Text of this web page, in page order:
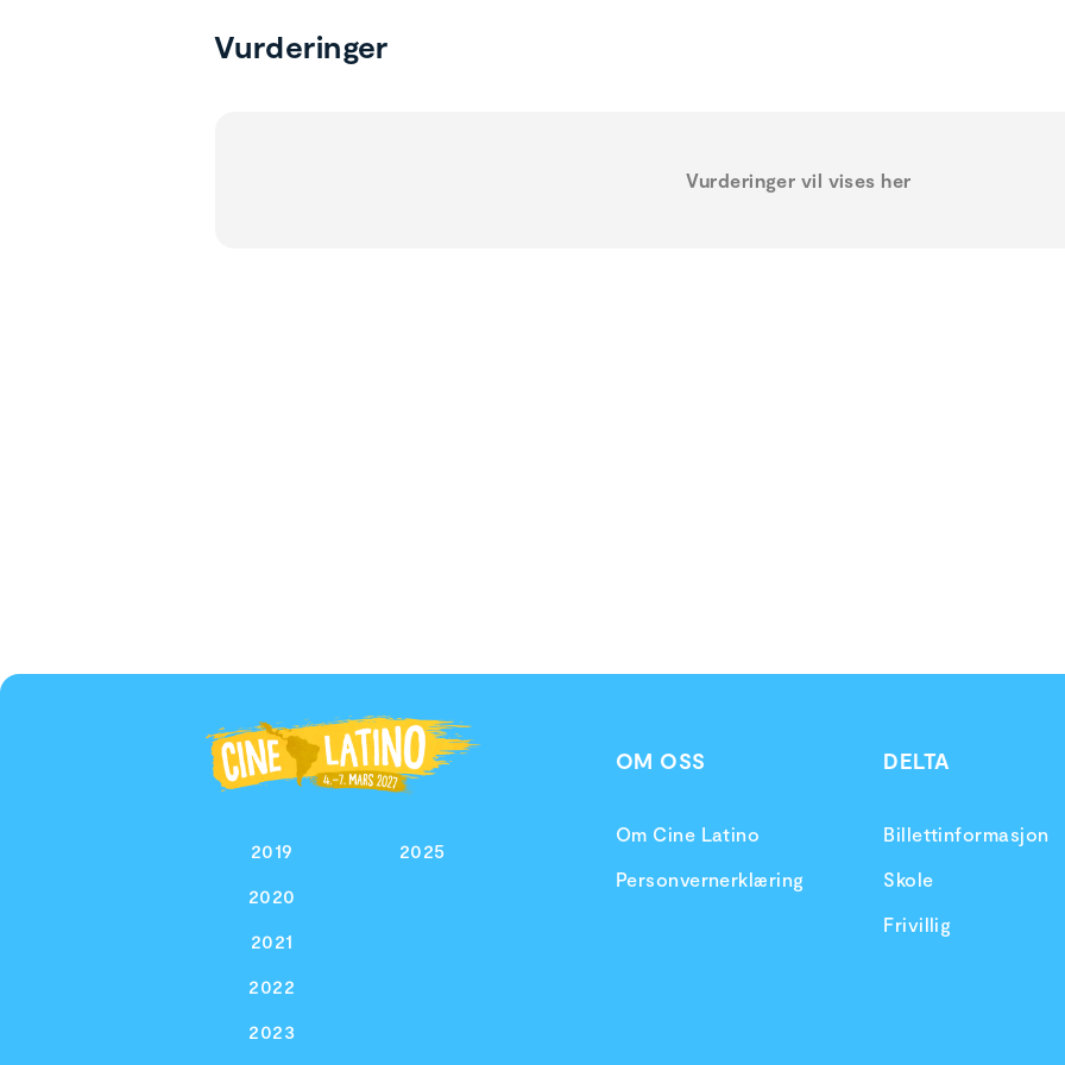
Vurderinger
Vurderinger vil vises her
2019
2020
2021
2022
2023
2025
OM OSS
Om Cine Latino
Personvernerklæring
DELTA
Billettinformasjon
Skole
Frivillig